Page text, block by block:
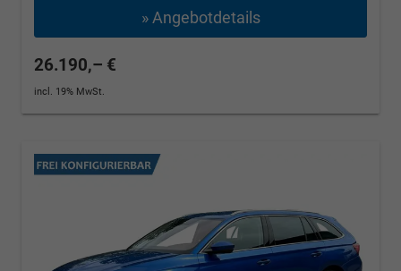
» Angebotdetails
26.190,– €
incl. 19% MwSt.